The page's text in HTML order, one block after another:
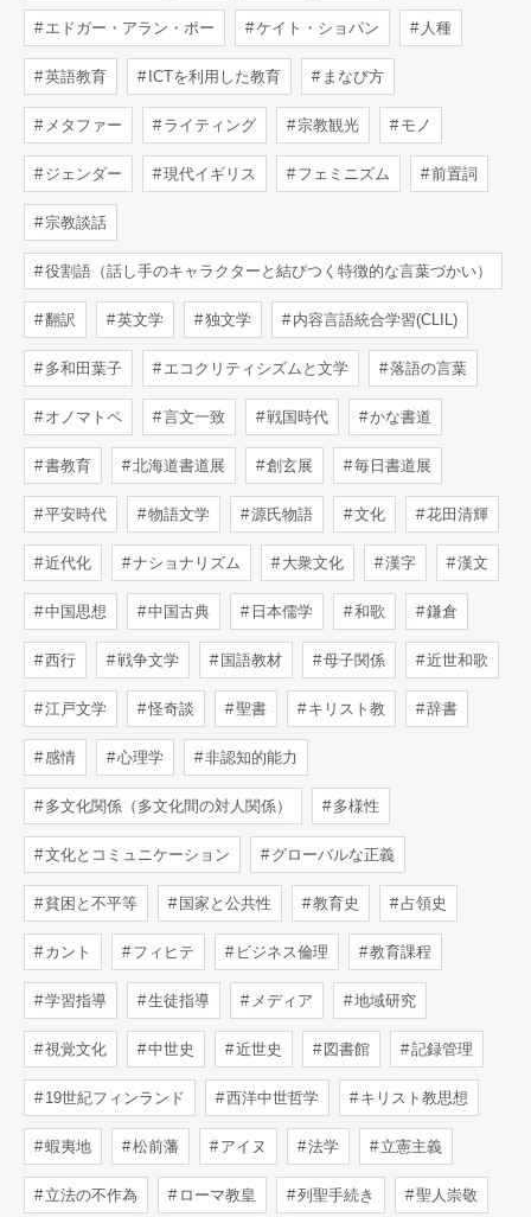
エドガー・アラン・ポー ケイト・ショパン 人種
英語教育 ICTを利用した教育 まなび方
メタファー ライティング 宗教観光 モノ
ジェンダー 現代イギリス フェミニズム 前置詞
宗教談話
役割語（話し手のキャラクターと結びつく特徴的な言葉づかい）
翻訳 英文学 独文学 内容言語統合学習(CLIL)
多和田葉子 エコクリティシズムと文学 落語の言葉
オノマトペ 言文一致 戦国時代 かな書道
書教育 北海道書道展 創玄展 毎日書道展
平安時代 物語文学 源氏物語 文化 花田清輝
近代化 ナショナリズム 大衆文化 漢字 漢文
中国思想 中国古典 日本儒学 和歌 鎌倉
西行 戦争文学 国語教材 母子関係 近世和歌
江戸文学 怪奇談 聖書 キリスト教 辞書
感情 心理学 非認知的能力
多文化関係（多文化間の対人関係） 多様性
文化とコミュニケーション グローバルな正義
貧困と不平等 国家と公共性 教育史 占領史
カント フィヒテ ビジネス倫理 教育課程
学習指導 生徒指導 メディア 地域研究
視覚文化 中世史 近世史 図書館 記録管理
19世紀フィンランド 西洋中世哲学 キリスト教思想
蝦夷地 松前藩 アイヌ 法学 立憲主義
立法の不作為 ローマ教皇 列聖手続き 聖人崇敬